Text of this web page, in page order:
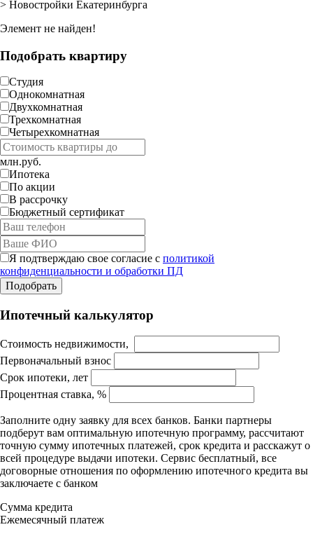
> Новостройки Екатеринбурга
Элемент не найден!
Подобрать квартиру
Студия
Однокомнатная
Двухкомнатная
Трехкомнатная
Четырехкомнатная
млн.руб.
Ипотека
По акции
В рассрочку
Бюджетный сертификат
Я подтверждаю свое согласие с политикой
конфиденциальности и обработки ПД
Ипотечный калькулятор
Стоимость недвижимости,
Первоначальный взнос
Срок ипотеки, лет
Процентная ставка, %
Заполните одну заявку для всех банков. Банки партнеры
подберут вам оптимальную ипотечную программу, рассчитают
точную сумму ипотечных платежей, срок кредита и расскажут о
всей процедуре выдачи ипотеки. Сервис бесплатный, все
договорные отношения по оформлению ипотечного кредита вы
заключаете с банком
Сумма кредита
Ежемесячный платеж